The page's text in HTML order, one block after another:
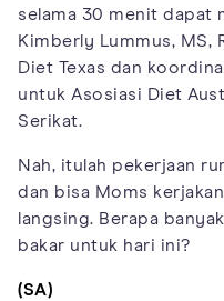
selama 30 menit dapat
Kimberly Lummus, MS,
Diet Texas dan
untuk Asosiasi Diet
Serikat.
Nah, itulah pekerjaan
dan bisa Moms
langsing. Berapa
bakar untuk hari ini?
(SA)